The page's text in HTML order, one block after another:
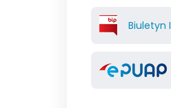
Biuletyn